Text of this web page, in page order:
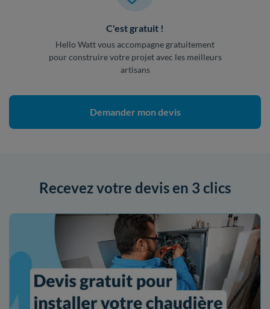
C'est gratuit !
Hello Watt vous accompagne gratuitement
pour construire votre projet avec les meilleurs
artisans
Demander mon devis
Recevez votre devis en 3 clics